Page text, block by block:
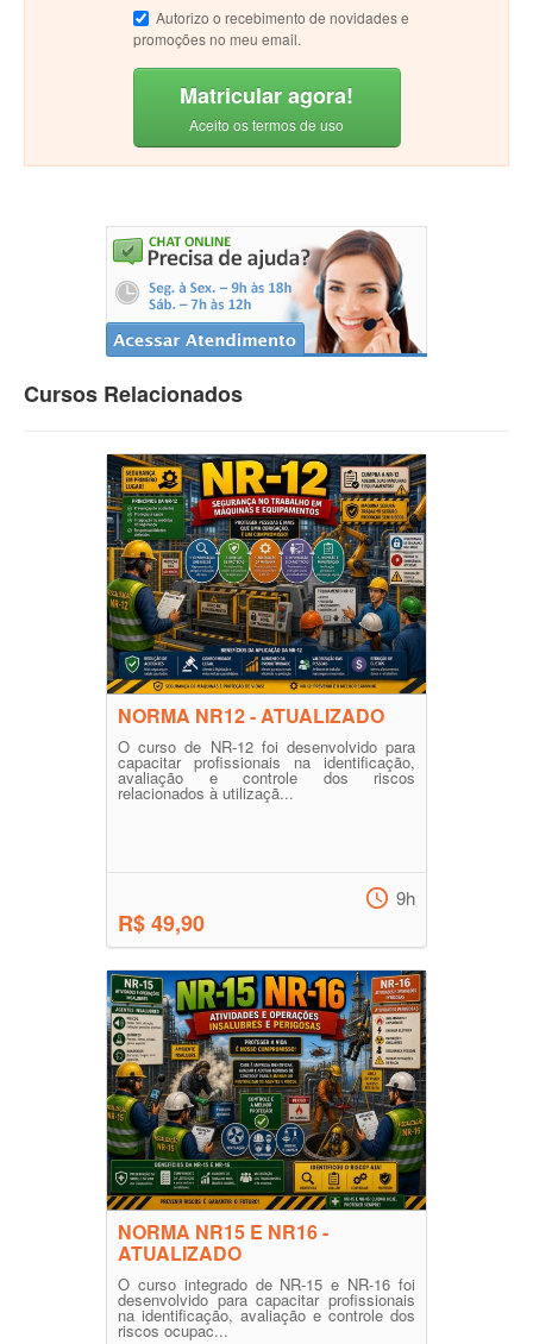
Autorizo o recebimento de novidades e
promoções no meu email.
Matricular agora!
Aceito os termos de uso
Cursos Relacionados
NORMA NR12 - ATUALIZADO
O curso de NR-12 foi desenvolvido para
capacitar profissionais na identificação,
avaliação e controle dos riscos
relacionados à utilizaçã...
R$ 49,90
9h
NORMA NR15 E NR16 -
ATUALIZADO
O curso integrado de NR-15 e NR-16 foi
desenvolvido para capacitar profissionais
na identificação, avaliação e controle dos
riscos ocupac...